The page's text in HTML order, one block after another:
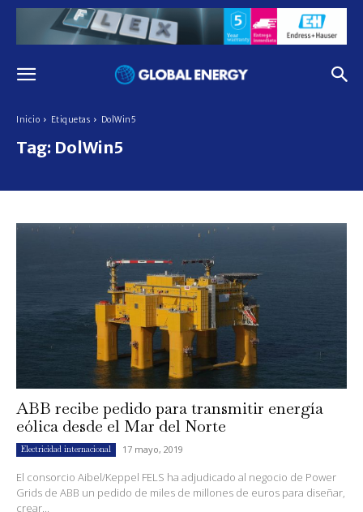
Inicio Etiquetas DolWin5
Tag: DolWin5
ABB recibe pedido para transmitir energía
eólica desde el Mar del Norte
Electricidad internacional 17 mayo, 2019
El consorcio Aibel/Keppel FELS ha adjudicado al negocio de Power
Grids de ABB un pedido de miles de millones de euros para diseñar,
crear...